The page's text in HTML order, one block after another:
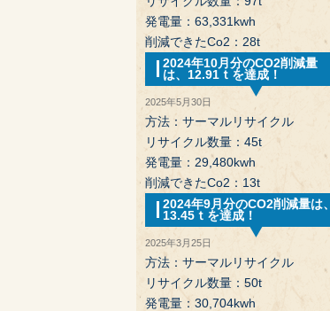
発電量：63,331kwh
削減できたCo2：28t
2024年10月分のCO2削減量
は、12.91ｔを達成！
2025年5月30日
方法：サーマルリサイクル
リサイクル数量：45t
発電量：29,480kwh
削減できたCo2：13t
2024年9月分のCO2削減量は、
13.45ｔを達成！
2025年3月25日
方法：サーマルリサイクル
リサイクル数量：50t
発電量：30,704kwh